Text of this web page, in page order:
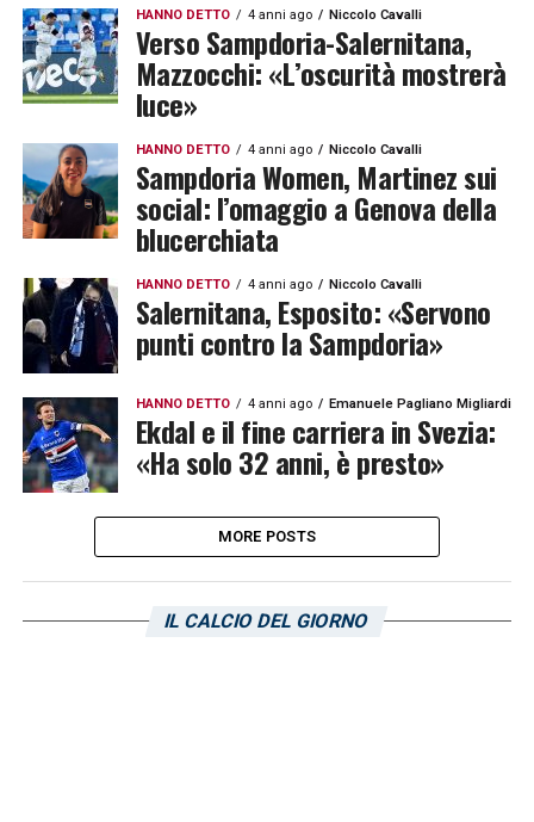
HANNO DETTO 4 anni ago Niccolo Cavalli
Verso Sampdoria-Salernitana,
Mazzocchi: «L’oscurità mostrerà
luce»
HANNO DETTO 4 anni ago Niccolo Cavalli
Sampdoria Women, Martinez sui
social: l’omaggio a Genova della
blucerchiata
HANNO DETTO 4 anni ago Niccolo Cavalli
Salernitana, Esposito: «Servono
punti contro la Sampdoria»
HANNO DETTO 4 anni ago Emanuele Pagliano Migliardi
Ekdal e il fine carriera in Svezia:
«Ha solo 32 anni, è presto»
MORE POSTS
IL CALCIO DEL GIORNO